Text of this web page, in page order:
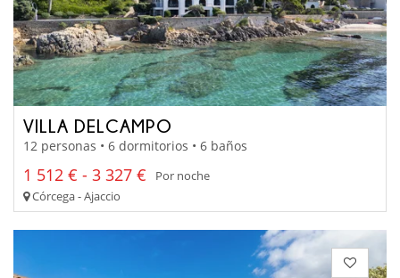
VILLA DELCAMPO
12 personas • 6 dormitorios • 6 baños
1 512 € - 3 327 €
Por noche
Córcega - Ajaccio